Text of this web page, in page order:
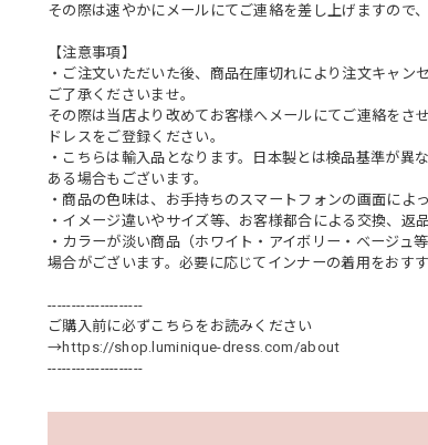
その際は速やかにメールにてご連絡を差し上げますので
【注意事項】
・ご注文いただいた後、商品在庫切れにより注文キャン
ご了承くださいませ。
その際は当店より改めてお客様へメールにてご連絡をさ
ドレスをご登録ください。
・こちらは輸入品となります。日本製とは検品基準が
ある場合もございます。
・商品の色味は、お手持ちのスマートフォンの画面によ
・イメージ違いやサイズ等、お客様都合による交換、返
・カラーが淡い商品（ホワイト・アイボリー・ベージュ
場合がございます。必要に応じてインナーの着用をおすす
--------------------
ご購入前に必ずこちらをお読みください
→https://shop.luminique-dress.com/about
--------------------